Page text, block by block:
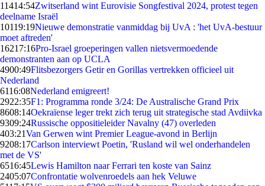
11414:54Zwitserland wint Eurovisie Songfestival 2024, protest tegen
deelname Israël
10119:19Nieuwe demonstratie vanmiddag bij UvA : 'het UvA-bestuur
moet aftreden'
16217:16Pro-Israel groeperingen vallen nietsvermoedende
demonstranten aan op UCLA
4900:49Flitsbezorgers Getir en Gorillas vertrekken officieel uit
Nederland
6116:08Nederland emigreert!
2922:35F1: Programma ronde 3/24: De Australische Grand Prix
8608:14Oekraïense leger trekt zich terug uit strategische stad Avdiivka
9309:24Russische oppositieleider Navalny (47) overleden
403:21Van Gerwen wint Premier League-avond in Berlijn
9208:17Carlson interviewt Poetin, 'Rusland wil wel onderhandelen
met de VS'
6516:45Lewis Hamilton naar Ferrari ten koste van Sainz
2405:07Confrontatie wolvenroedels aan hek Veluwe